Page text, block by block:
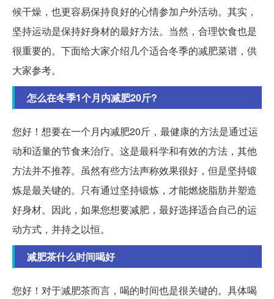
候干燥，也更容易保持良好的心情参加户外活动。其实，
坚持运动是保持好身材的最好方法。当然，合理饮食也是
很重要的。下面给大家介绍几个适合冬季的减肥菜谱，供
大家参考。
怎么在冬季1个月内减肥20斤?
您好！想要在一个月内减肥20斤，最健康的方法是通过运
动和适量的节食来治疗。这是最科学和有效的方法，其他
方法并不推荐。虽然有些方法声称效果很好，但是坚持锻
炼是最关键的。只有通过坚持锻炼，才能燃烧脂肪并塑造
好身材。因此，如果您想要减肥，最好选择适合自己的运
动方式，并持之以恒。
减肥茶什么时间喝好
您好！对于减肥茶而言，喝的时间也是很关键的。具体喝